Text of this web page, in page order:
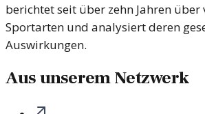
berichtet seit über zehn Jahren über
Sportarten und analysiert deren
Auswirkungen.
Aus unserem Netzwerk